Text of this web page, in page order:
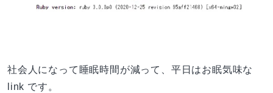
社会人になって睡眠時間が減って、平日はお眠気味な
link です。